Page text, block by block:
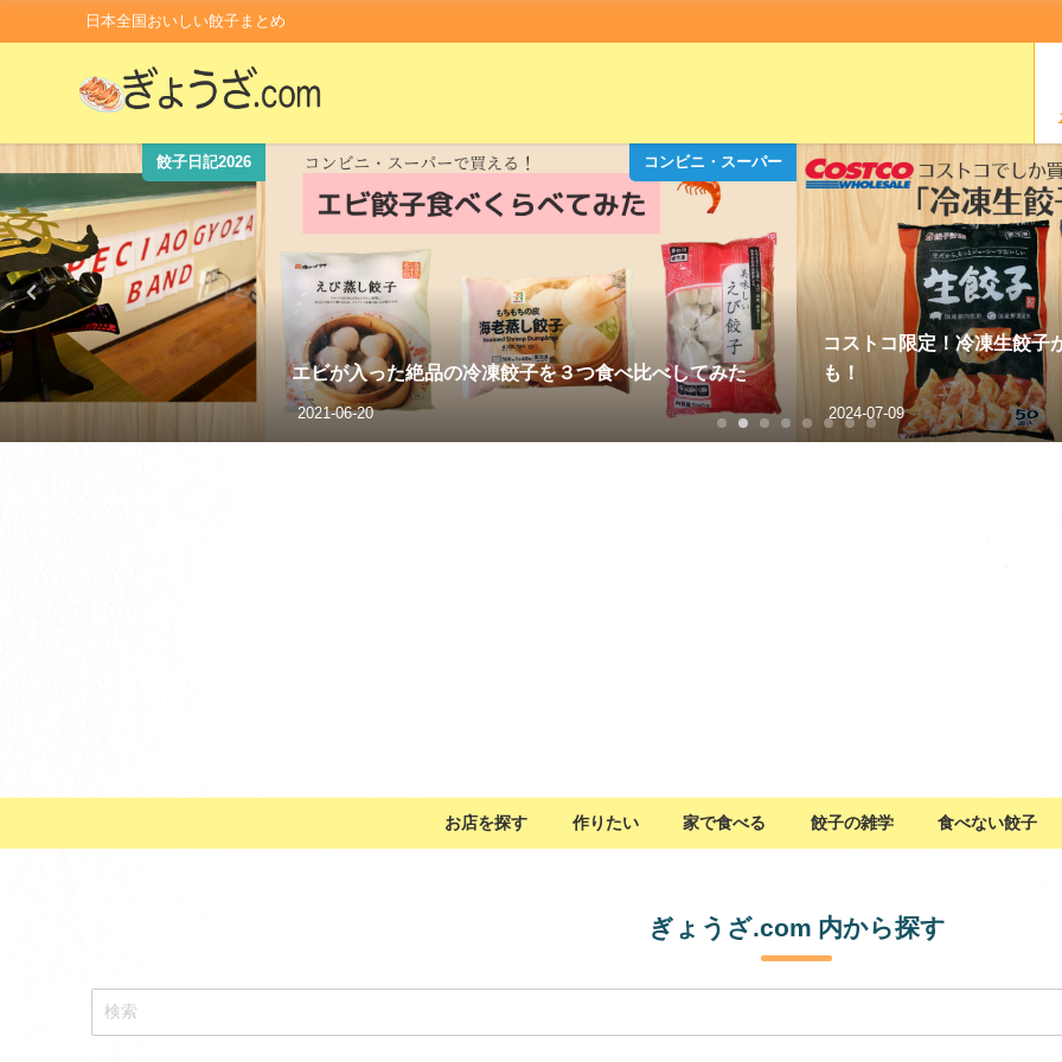
日本全国おいしい餃子まとめ
コンビニ・スーパー
３つ食べ比べしてみた
コンビニ・スーパー
コストコ限定！冷凍生餃子が本当に絶品！黒豚冷凍餃子
も！
2024-07-09
業務スーパーの鶏皮ぎょう
2021-06-17
お店を探す 作りたい 家で食べる 餃子の雑学 食べない餃子
ぎょうざ.com 内から探す